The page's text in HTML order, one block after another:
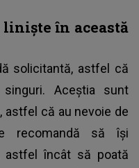
în această
solicitantă, astfel că
Aceștia sunt
astfel că au nevoie de
recomandă să își
astfel încât să poată